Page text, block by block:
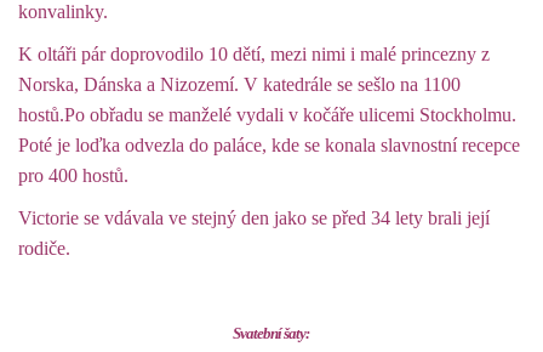
konvalinky.
K oltáři pár doprovodilo 10 dětí, mezi nimi i malé princezny z
Norska, Dánska a Nizozemí. V katedrále se sešlo na 1100
hostů.Po obřadu se manželé vydali v kočáře ulicemi Stockholmu.
Poté je loďka odvezla do paláce, kde se konala slavnostní recepce
pro 400 hostů.
Victorie se vdávala ve stejný den jako se před 34 lety brali její
rodiče.
Svatební šaty: